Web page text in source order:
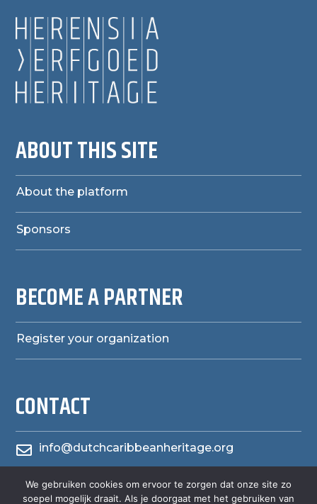
ABOUT THIS SITE
About the platform
Sponsors
BECOME A PARTNER
Register your organization
CONTACT
 info@dutchcaribbeanheritage.org
 herensiaerfgoedheritage
We gebruiken cookies om ervoor te zorgen dat onze site zo
soepel mogelijk draait. Als je doorgaat met het gebruiken van